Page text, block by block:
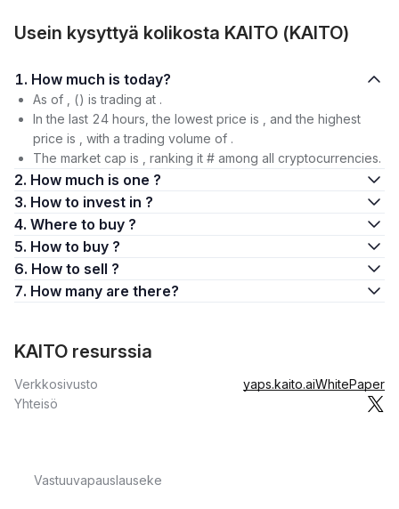
Usein kysyttyä kolikosta KAITO (KAITO)
1. How much is today?
As of , () is trading at .
In the last 24 hours, the lowest price is , and the highest
price is , with a trading volume of .
The market cap is , ranking it # among all cryptocurrencies.
2. How much is one ?
3. How to invest in ?
4. Where to buy ?
5. How to buy ?
6. How to sell ?
7. How many are there?
KAITO resurssia
Verkkosivusto yaps.kaito.aiWhitePaper
Yhteisö
Vastuuvapauslauseke